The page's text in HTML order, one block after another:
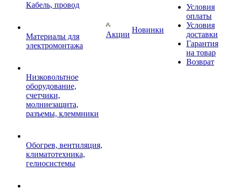
Кабель, провод
Материалы для
электромонтажа
Низковольтное
оборудование,
счетчики,
молниезащита,
разъемы, клеммники
Обогрев, вентиляция,
климатотехника,
гелиосистемы
Акции
Новинки
Условия
оплаты
Условия
доставки
Гарантия
на товар
Возврат